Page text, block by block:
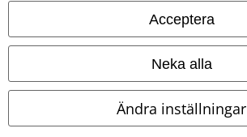
Acceptera
Neka alla
Ändra inställningar
Avfallshantering och miljöskydd
Försäkran om överensstämmelse
Information om tillgänglighet